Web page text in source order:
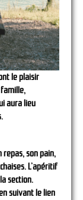
le plaisir
aura lieu
son pain,
L’apéritif
section.
suivant le lien